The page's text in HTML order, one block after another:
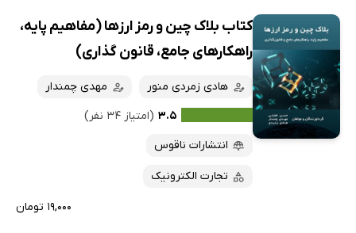
تازه‌ها
داغ‌ترین‌ها
پرفروش‌ها
پربحث‌ها
ارزان ترین‌ها
همه کتاب‌ها
کتاب‌های صوتی
کتاب‌های متنی
کتاب بلاک چین و رمز ارزها (مفاهیم پایه،
راهکارهای جامع، قانون گذاری)
هادی زمردی منور
مهدی چمندار
۳.۵ (امتیاز ۳۴ نفر)
انتشارات ناقوس
تجارت الکترونیک
۱۹,۰۰۰ تومان